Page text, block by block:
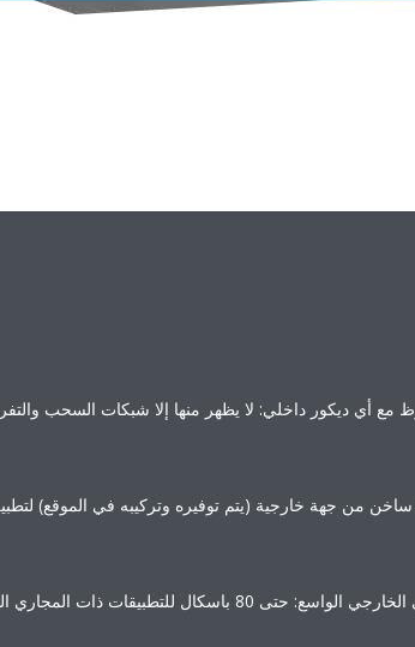
مع أي ديكور داخلي: لا يظهر منها إلا شبكات السحب
من جهة خارجية (يتم توفيره وتركيبه في الموقع)
مرونة عالية في التصميم بفضل نطاق الضغط الاستاتيكي الخارجي الواسع: حتى 80